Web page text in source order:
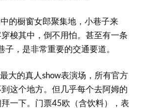
的橱窗女郎聚集地，小巷子来
梭其中，倒不用怕。甚至有一条
子，是非常重要的交通要道。
大的真人show表演场，所有官方
这个地方。但几乎每个去阿姆的
一下。门票45欧（含饮料），表